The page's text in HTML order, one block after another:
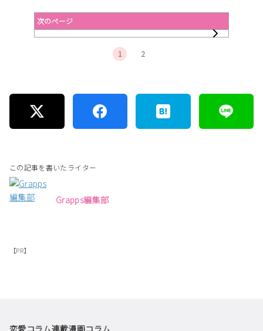
次のページ
1 2
この記事を書いたライター
Grapps編集部
【PR】
恋愛コラム連載漫画コラム